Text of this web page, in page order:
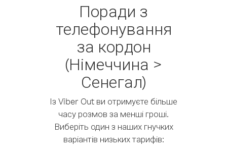
Поради з
телефонування
за кордон
(Німеччина >
Сенегал)
Із Viber Out ви отримуєте більше
часу розмов за менші гроші.
Виберіть один з наших гнучких
варіантів низьких тарифів: